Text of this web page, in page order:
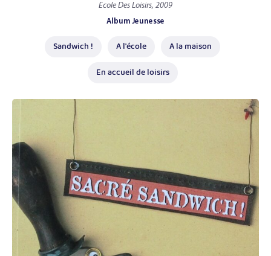
Ecole Des Loisirs, 2009
Album Jeunesse
Sandwich ! A l'école A la maison
En accueil de loisirs